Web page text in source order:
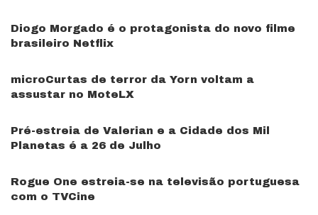
Diogo Morgado é o protagonista do novo filme
brasileiro Netflix
microCurtas de terror da Yorn voltam a
assustar no MoteLX
Pré-estreia de Valerian e a Cidade dos Mil
Planetas é a 26 de Julho
Rogue One estreia-se na televisão portuguesa
com o TVCine